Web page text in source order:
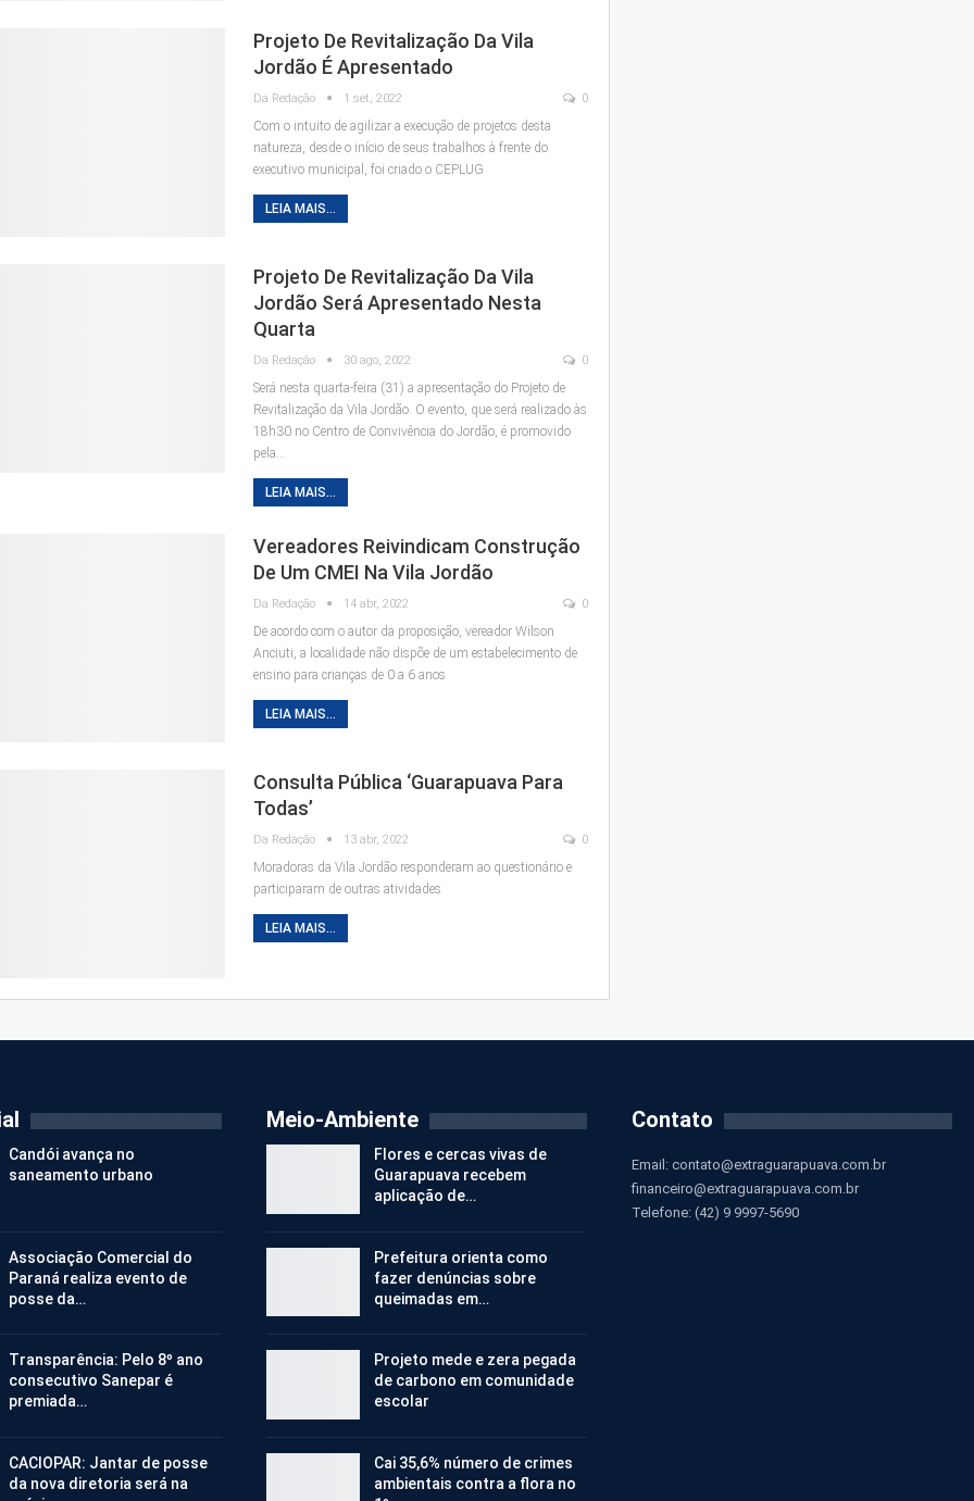
Projeto De Revitalização Da Vila
Jordão É Apresentado
Da Redação 1 set, 2022 0
Com o intuito de agilizar a execução de projetos desta
natureza, desde o início de seus trabalhos à frente do
executivo municipal, foi criado o CEPLUG
LEIA MAIS...
Projeto De Revitalização Da Vila
Jordão Será Apresentado Nesta
Quarta
Da Redação 30 ago, 2022 0
Será nesta quarta-feira (31) a apresentação do Projeto de
Revitalização da Vila Jordão. O evento, que será realizado às
18h30 no Centro de Convivência do Jordão, é promovido
pela…
LEIA MAIS...
Vereadores Reivindicam Construção
De Um CMEI Na Vila Jordão
Da Redação 14 abr, 2022 0
De acordo com o autor da proposição, vereador Wilson
Anciuti, a localidade não dispõe de um estabelecimento de
ensino para crianças de 0 a 6 anos
LEIA MAIS...
Consulta Pública ‘Guarapuava Para
Todas’
Da Redação 13 abr, 2022 0
Moradoras da Vila Jordão responderam ao questionário e
participaram de outras atividades
LEIA MAIS...
Candói avança no
saneamento urbano
Associação Comercial do
Paraná realiza evento de
posse da…
Transparência: Pelo 8º ano
consecutivo Sanepar é
premiada…
CACIOPAR: Jantar de posse
da nova diretoria será na
Meio-Ambiente
Flores e cercas vivas de
Guarapuava recebem
aplicação de…
Prefeitura orienta como
fazer denúncias sobre
queimadas em…
Projeto mede e zera pegada
de carbono em comunidade
escolar
Cai 35,6% número de crimes
ambientais contra a flora no
Contato
Email: contato@extraguarapuava.com.br
financeiro@extraguarapuava.com.br
Telefone: (42) 9 9997-5690